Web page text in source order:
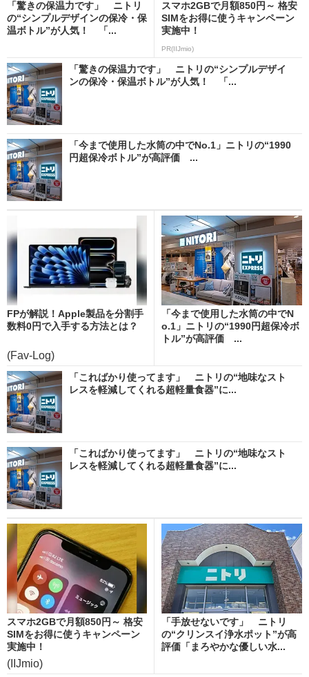
「驚きの保温力です」 ニトリ
の“シンプルデザインの保冷・保
温ボトル”が人気！ 「...
スマホ2GBで月額850円～ 格安
SIMをお得に使うキャンペーン
実施中！
PR(IIJmio)
「驚きの保温力です」 ニトリの“シンプルデザイ
ンの保冷・保温ボトル”が人気！ 「...
「今まで使用した水筒の中でNo.1」ニトリの“1990
円超保冷ボトル”が高評価 ...
FPが解説！Apple製品を分割手
数料0円で入手する方法とは？
(Fav-Log)
「今まで使用した水筒の中でN
o.1」ニトリの“1990円超保冷ボ
トル”が高評価 ...
「こればかり使ってます」 ニトリの“地味なスト
レスを軽減してくれる超軽量食器”に...
「こればかり使ってます」 ニトリの“地味なスト
レスを軽減してくれる超軽量食器”に...
スマホ2GBで月額850円～ 格安
SIMをお得に使うキャンペーン
実施中！
(IIJmio)
「手放せないです」 ニトリ
の“クリンスイ浄水ポット”が高
評価「まろやかな優しい水...